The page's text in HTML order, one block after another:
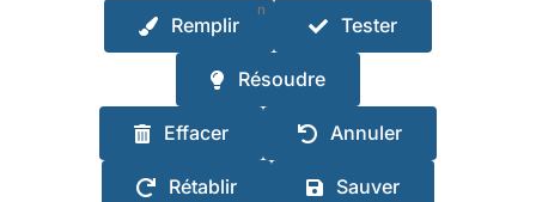
n
Remplir Tester
Résoudre
Effacer Annuler
Rétablir Sauver